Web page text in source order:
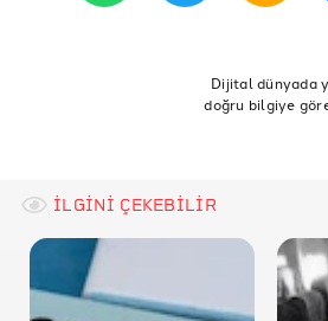
ABC: Why Gladys Berejiklian
need to know about ICAC
ilaç şirketi
Dijital dünyada
doğru bilgiye
İLGİNİ ÇEKEBİLİR